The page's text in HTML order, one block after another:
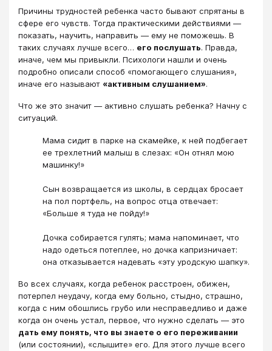
Причины трудностей ребенка часто бывают спрятаны в
сфере его чувств. Тогда практическими действиями ―
показать, научить, направить ― ему не поможешь. В
таких случаях лучше всего… его послушать. Правда,
иначе, чем мы привыкли. Психологи нашли и очень
подробно описали способ «помогающего слушания»,
иначе его называют «активным слушанием».
Что же это значит ― активно слушать ребенка? Начну с
ситуаций.
Мама сидит в парке на скамейке, к ней подбегает
ее трехлетний малыш в слезах: «Он отнял мою
машинку!»
Сын возвращается из школы, в сердцах бросает
на пол портфель, на вопрос отца отвечает:
«Больше я туда не пойду!»
Дочка собирается гулять; мама напоминает, что
надо одеться потеплее, но дочка капризничает:
она отказывается надевать «эту уродскую шапку».
Во всех случаях, когда ребенок расстроен, обижен,
потерпел неудачу, когда ему больно, стыдно, страшно,
когда с ним обошлись грубо или несправедливо и даже
когда он очень устал, первое, что нужно сделать ― это
дать ему понять, что вы знаете о его переживании
(или состоянии), «слышите» его. Для этого лучше всего